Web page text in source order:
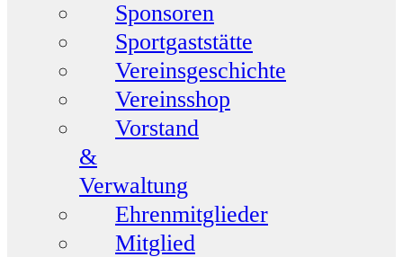
Sponsoren
Sportgaststätte
Vereinsgeschichte
Vereinsshop
Vorstand
&
Verwaltung
Ehrenmitglieder
Mitglied